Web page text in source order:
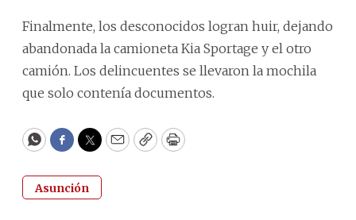
Finalmente, los desconocidos logran huir, dejando
abandonada la camioneta Kia Sportage y el otro
camión. Los delincuentes se llevaron la mochila
que solo contenía documentos.
WhatsApp
Facebook
Twitter
EmailCopyPrint
Asunción